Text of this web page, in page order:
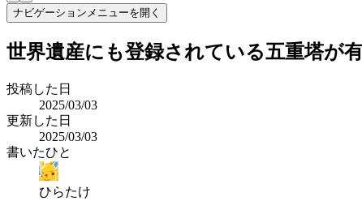
ナビゲーションメニューを開く
世界遺産にも登録されている五重塔が
投稿した日
2025/03/03
更新した日
2025/03/03
書いたひと
ひらたけ